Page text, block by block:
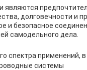
являются
долговечности и
и безопасное
самодельного дела.
спектра применений,
системы